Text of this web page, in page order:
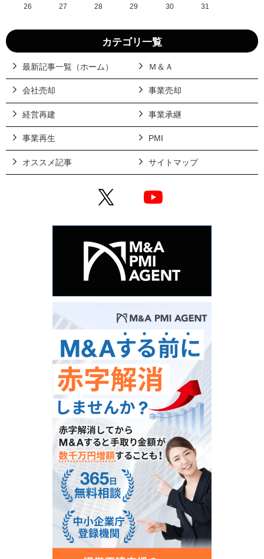
26
27 28 29 30 31
カテゴリ一覧
最新記事一覧（ホーム） Ｍ＆Ａ
会社売却 事業売却
経営再建 事業承継
事業再生 PMI
オススメ記事 サイトマップ
X